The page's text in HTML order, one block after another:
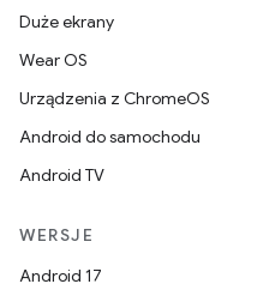
Duże ekrany
Wear OS
Urządzenia z ChromeOS
Android do samochodu
Android TV
WERSJE
Android 17